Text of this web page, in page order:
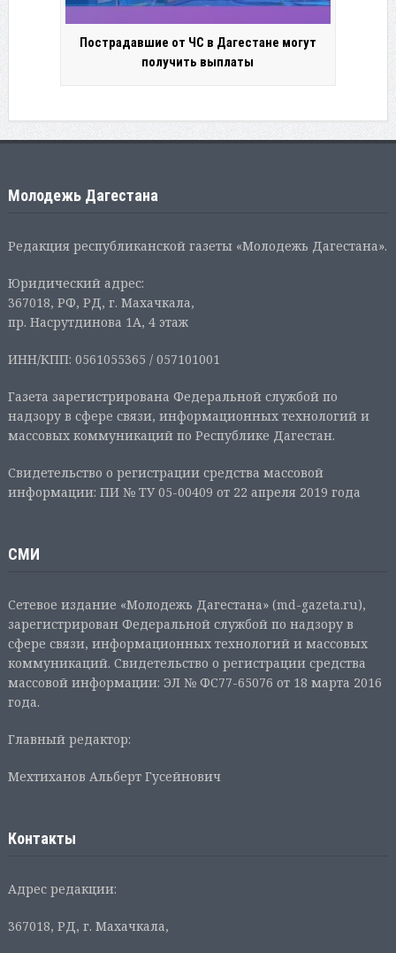
Пострадавшие от ЧС в Дагестане могут
получить выплаты
Молодежь Дагестана
Редакция республиканской газеты «Молодежь Дагестана».
Юридический адрес:
367018, РФ, РД, г. Махачкала,
пр. Насрутдинова 1А, 4 этаж
ИНН/КПП: 0561055365 / 057101001
Газета зарегистрирована Федеральной службой по
надзору в сфере связи, информационных технологий и
массовых коммуникаций по Республике Дагестан.
Свидетельство о регистрации средства массовой
информации: ПИ № ТУ 05-00409 от 22 апреля 2019 года
СМИ
Сетевое издание «Молодежь Дагестана» (md-gazeta.ru),
зарегистрирован Федеральной службой по надзору в
сфере связи, информационных технологий и массовых
коммуникаций. Свидетельство о регистрации средства
массовой информации: ЭЛ № ФС77-65076 от 18 марта 2016
года.
Главный редактор:
Мехтиханов Альберт Гусейнович
Контакты
Адрес редакции:
367018, РД, г. Махачкала,